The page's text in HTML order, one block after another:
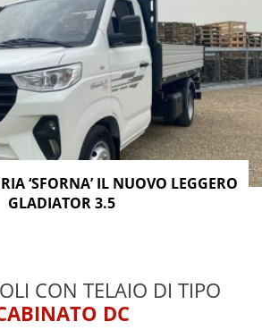
‘SFORNA’ IL NUOVO LEGGERO
GLADIATOR 3.5
CON TELAIO DI TIPO
DC